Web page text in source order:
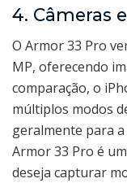
4. Câmeras
O Armor 33 Pro
MP, oferecendo
comparação, o
múltiplos modos
geralmente para
Armor 33 Pro é
deseja capturar